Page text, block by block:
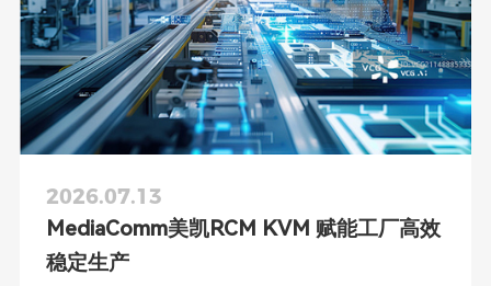
2026.07.13
MediaComm美凯RCM KVM 赋能工厂高效
稳定生产